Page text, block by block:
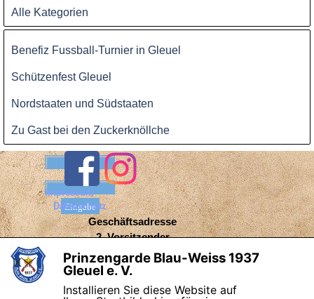
Alle Kategorien
Benefiz Fussball-Turnier in Gleuel
Schützenfest Gleuel
Nordstaaten und Südstaaten
Zu Gast bei den Zuckerknöllche
Geschäftsadresse
2. Vorsitzender
Wolfgang Eckhoff
Bergmannstraße 104
50354 Hürth-Gleuel
Benutzername:
Passwort:
Impressum
Datenschutz
Zurück zum Seiteninhalt
Prinzengarde Blau-Weiss 1937
Gleuel e. V.
Installieren Sie diese Website auf
X